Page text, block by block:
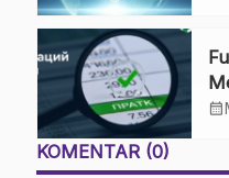
calendar_month
KOMENTAR (0)